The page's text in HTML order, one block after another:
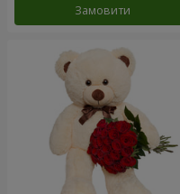
Замовити